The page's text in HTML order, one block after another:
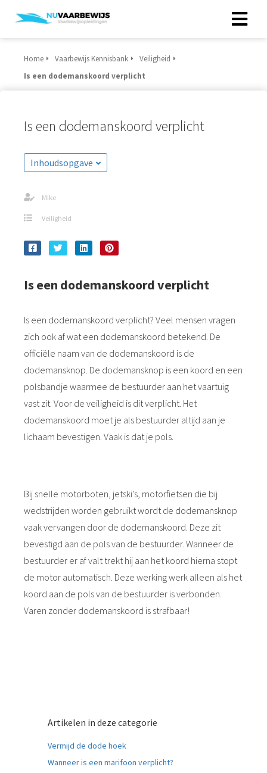
Home Vaarbewijs Kennisbank
Veiligheid
Is een dodemanskoord verplicht
Is een dodemanskoord verplicht
Inhoudsopgave
Mike
Veiligheid
Is een dodemanskoord verplicht
Is een dodemanskoord verplicht? Veel mensen vragen
zich ook af wat een dodemanskoord betekend. De
officiële naam van de dodemanskoord is de
dodemansknop. De dodemansknop is een koord en een
polsbandje waarmee de bestuurder aan het vaartuig
vast zit. Voor de veiligheid is dit verplicht. Het
dodemanskoord moet je als bestuurder altijd aan je
lichaam bevestigen. Vaak is dat je pols.
Bij snelle motorboten, jetski's, motorfietsen die bij
wedstrijden worden gebruikt wordt de dodemansknop
vaak vervangen door de dodemanskoord. Deze zit
bevestigd aan de pols van de bestuurder. Wanneer de
bestuurder er af valt trekt hij aan het koord hierna stopt
de motor automatisch. Deze werking werk alleen als het
koord aan de pols van de bestuurder is verbonden.
Varen zonder dodemanskoord is strafbaar!
Artikelen in deze categorie
Vermijd de dode hoek
Wanneer is een marifoon verplicht?